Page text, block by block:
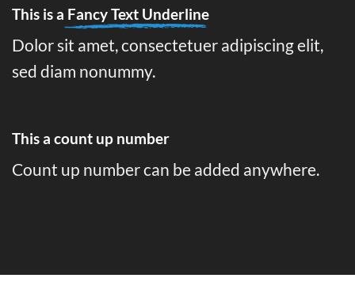
This is a Fancy Text Underline
Dolor sit amet, consectetuer adipiscing elit,
sed diam nonummy.
This a count up number
Count up number can be added anywhere.